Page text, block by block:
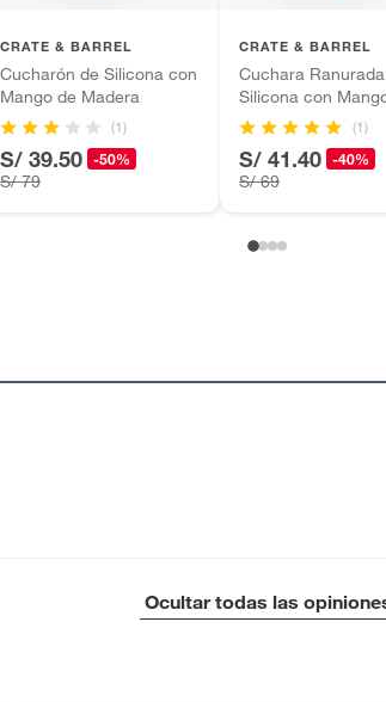
CRATE & BARREL
Cucharón de Silicona con
Mango de Madera
(1)
S/ 39.50 -50%
S/ 79
CRATE & BARREL
Cuchara
Silicona con
Madera
(1)
S/ 41.40 -40%
S/ 69
Ocultar todas las